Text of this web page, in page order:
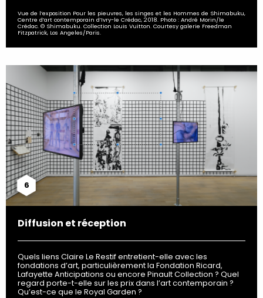
Vue de l’exposition Pour les pieuvres, les singes et les Hommes de Shimabuku,
Centre d’art contemporain d’Ivry-le Crédac, 2018. Photo : André Morin/le
Crédac. © Shimabuku. Collection Louis Vuitton. Courtesy galerie Freedman
Fitzpatrick, Los Angeles/Paris.
6
Diffusion et réception
Quels liens Claire Le Restif entretient-elle avec les
fondations d’art, particulièrement la Fondation Ricard,
Lafayette Anticipations ou encore Pinault Collection ? Quel
regard porte-t-elle sur les prix dans l’art contemporain ?
Qu’est-ce que le Royal Garden ?